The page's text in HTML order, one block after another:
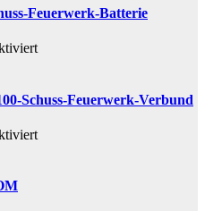
Golden
110-
Feuerwerk-Batterie
für
Geisterstunde
25-
Feuerwerk-
Schuss-Feuerwerk-Verbund
für